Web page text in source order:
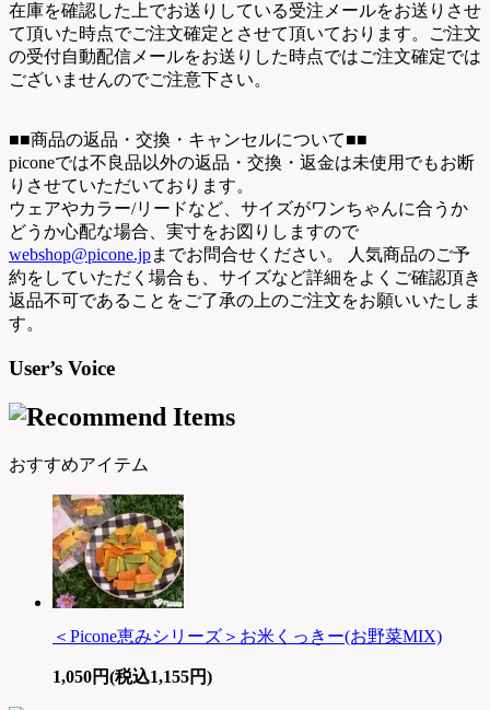
在庫を確認した上でお送りしている受注メールをお送りさせ
て頂いた時点でご注文確定とさせて頂いております。ご注文
の受付自動配信メールをお送りした時点ではご注文確定では
ございませんのでご注意下さい。
■■商品の返品・交換・キャンセルについて■■
piconeでは不良品以外の返品・交換・返金は未使用でもお断
りさせていただいております。
ウェアやカラー/リードなど、サイズがワンちゃんに合うか
どうか心配な場合、実寸をお図りしますので
webshop@picone.jpまでお問合せください。 人気商品のご予
約をしていただく場合も、サイズなど詳細をよくご確認頂き
返品不可であることをご了承の上のご注文をお願いいたしま
す。
User’s Voice
おすすめアイテム
＜Picone恵みシリーズ＞お米くっきー(お野菜MIX)
1,050円(税込1,155円)